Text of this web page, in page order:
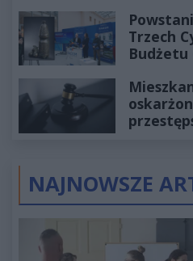
Trzech
NAJNOWSZE